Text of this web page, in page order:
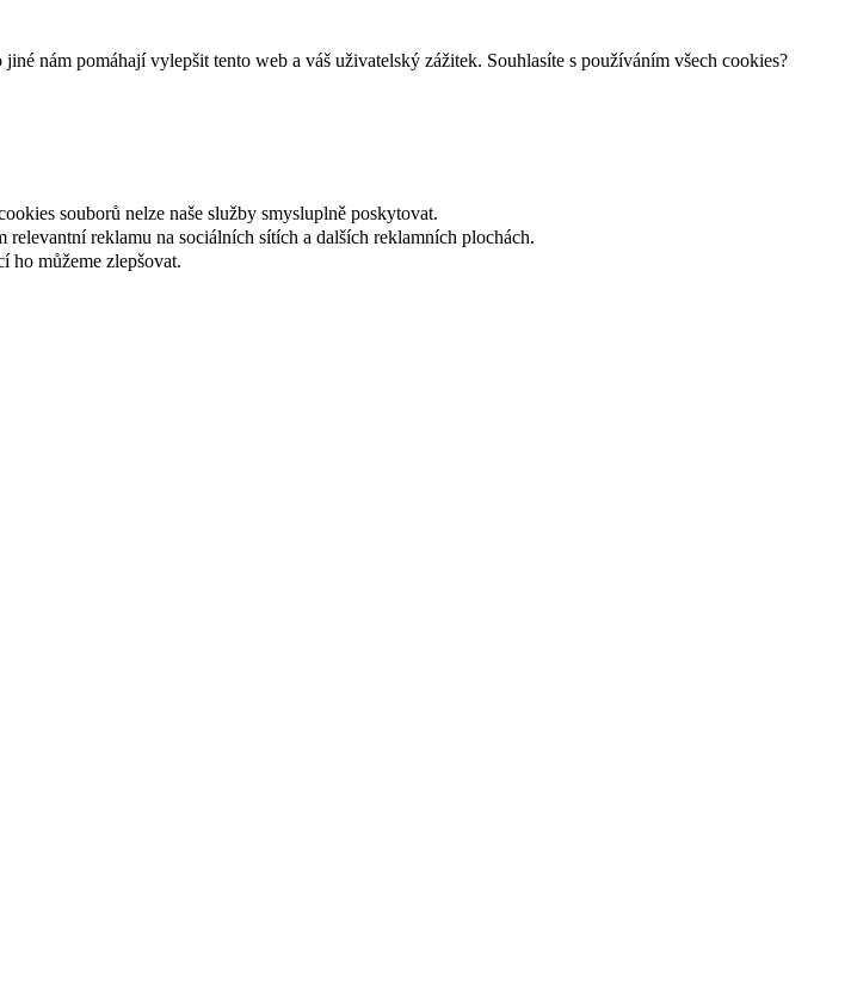
nám pomáhají vylepšit tento web a váš uživatelský zážitek. Souhlasíte s používáním všech cookies?
souborů nelze naše služby smysluplně poskytovat.
reklamu na sociálních sítích a dalších reklamních plochách.
ho můžeme zlepšovat.